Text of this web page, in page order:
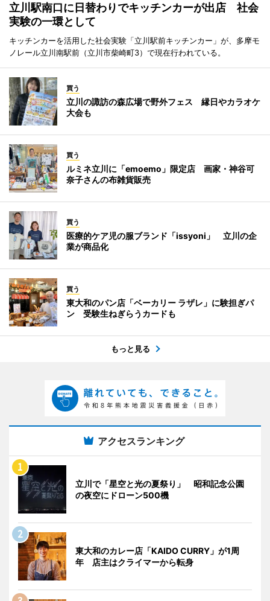
立川駅南口に日替わりでキッチンカーが出店 社会
実験の一環として
キッチンカーを活用した社会実験「立川駅前キッチンカー」が、多摩モ
ノレール立川南駅前（立川市柴崎町3）で現在行われている。
買う
立川の諏訪の森広場で野外フェス 縁日やカラオケ
大会も
買う
ルミネ立川に「emoemo」限定店 画家・神谷可
奈子さんの布雑貨販売
買う
医療的ケア児の服ブランド「issyoni」 立川の企
業が商品化
買う
東大和のパン店「ベーカリー ラザレ」に験担ぎパ
ン 受験生ねぎらうカードも
もっと見る
アクセスランキング
立川で「星空と光の夏祭り」 昭和記念公園
の夜空にドローン500機
東大和のカレー店「KAIDO CURRY」が1周
年 店主はクライマーから転身